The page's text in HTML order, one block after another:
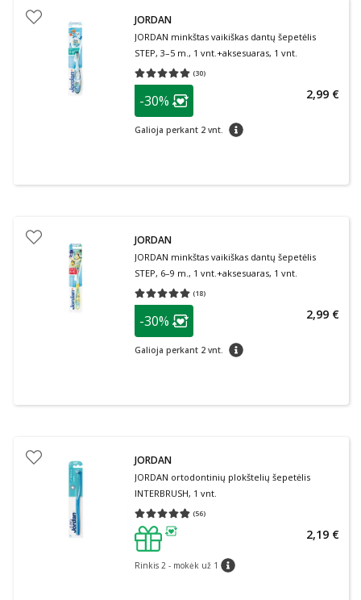
JORDAN
JORDAN minkštas vaikiškas dantų šepetėlis
STEP, 3–5 m., 1 vnt.+aksesuaras, 1 vnt.
(30)
Vidutinis įvertinimas 5.00
patarimas
Lojalumo klubo narių nuolaida
-30%
Galioja perkant 2 vnt. patarimas
2,99 €
JORDAN
JORDAN minkštas vaikiškas dantų šepetėlis
STEP, 6–9 m., 1 vnt.+aksesuaras, 1 vnt.
(18)
Vidutinis įvertinimas 5.00
patarimas
Lojalumo klubo narių nuolaida
-30%
Galioja perkant 2 vnt. patarimas
2,99 €
JORDAN
JORDAN ortodontinių plokštelių šepetėlis
INTERBRUSH, 1 vnt.
(56)
Vidutinis įvertinimas 4.80
patarimas
Rinkis 2 - mokėk už 1 patarimas
2,19 €